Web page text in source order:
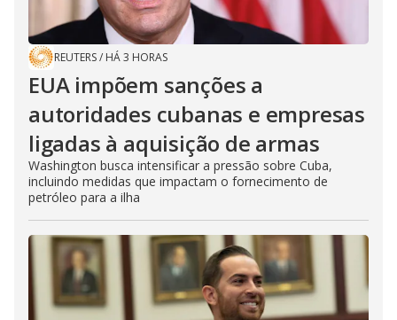
REUTERS/ HÁ 3 HORAS
EUA impõem sanções a
autoridades cubanas e empresas
ligadas à aquisição de armas
Washington busca intensificar a pressão sobre Cuba,
incluindo medidas que impactam o fornecimento de
petróleo para a ilha